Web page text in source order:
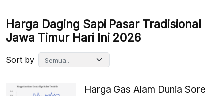
Harga Daging Sapi Pasar Tradisional
Jawa Timur Hari Ini 2026
Sort by
Harga Gas Alam Dunia Sore